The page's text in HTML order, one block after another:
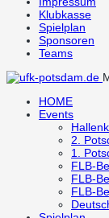
Klubkasse
Spielplan
Sponsoren
Teams
HOME
Events
2.
1.
FLB-
FLB-
FLB-